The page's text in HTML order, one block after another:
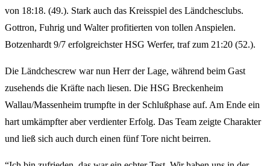
von 18:18. (49.). Stark auch das Kreisspiel des Ländchesclubs.
Gottron, Fuhrig und Walter profitierten von tollen Anspielen.
Botzenhardt 9/7 erfolgreichster HSG Werfer, traf zum 21:20 (52.).
Die Ländchescrew war nun Herr der Lage, während beim Gast
zusehends die Kräfte nach liesen. Die HSG Breckenheim
Wallau/Massenheim trumpfte in der Schlußphase auf. Am Ende ein
hart umkämpfter aber verdienter Erfolg. Das Team zeigte Charakter
und ließ sich auch durch einen fünf Tore nicht beirren.